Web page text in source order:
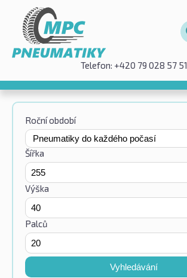
Telefon: +420 79 028 57 51
Roční období
Šířka
Výška
Palců
Vyhledávání